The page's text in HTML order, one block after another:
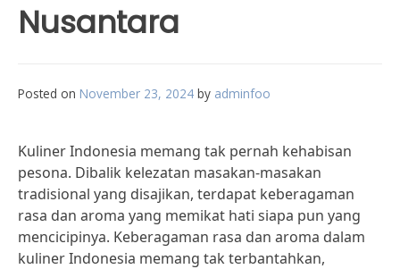
Nusantara
Posted on November 23, 2024 by adminfoo
Kuliner Indonesia memang tak pernah kehabisan
pesona. Dibalik kelezatan masakan-masakan
tradisional yang disajikan, terdapat keberagaman
rasa dan aroma yang memikat hati siapa pun yang
mencicipinya. Keberagaman rasa dan aroma dalam
kuliner Indonesia memang tak terbantahkan,